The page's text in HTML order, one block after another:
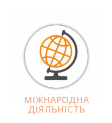
МІЖНАРОДНА
ДІЯЛЬНІCТЬ